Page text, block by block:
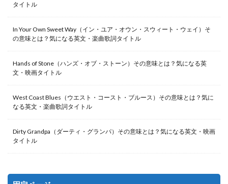
タイトル
In Your Own Sweet Way（イン・ユア・オウン・スウィート・ウェイ）そ
の意味とは？気になる英文・楽曲歌詞タイトル
Hands of Stone（ハンズ・オブ・ストーン）その意味とは？気になる英
文・映画タイトル
West Coast Blues（ウエスト・コースト・ブルース）その意味とは？気に
なる英文・楽曲歌詞タイトル
Dirty Grandpa（ダーティ・グランパ）その意味とは？気になる英文・映画
タイトル